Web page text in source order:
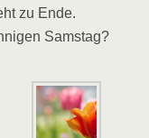
zu Ende.
Samstag?